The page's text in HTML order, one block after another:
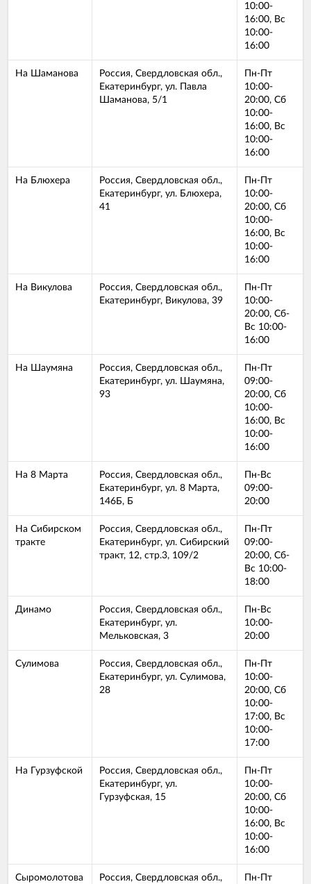
10:00-
16:00, Вс
10:00-
16:00
На Шаманова
Россия, Свердловская обл.,
Екатеринбург, ул. Павла
Шаманова, 5/1
Пн-Пт
10:00-
20:00, Сб
10:00-
16:00, Вс
10:00-
16:00
На Блюхера
Россия, Свердловская обл.,
Екатеринбург, ул. Блюхера,
41
Пн-Пт
10:00-
20:00, Сб
10:00-
16:00, Вс
10:00-
16:00
На Викулова
Россия, Свердловская обл.,
Екатеринбург, Викулова, 39
Пн-Пт
10:00-
20:00, Сб-
Вс 10:00-
16:00
На Шаумяна
Россия, Свердловская обл.,
Екатеринбург, ул. Шаумяна,
93
Пн-Пт
09:00-
20:00, Сб
10:00-
16:00, Вс
10:00-
16:00
На 8 Марта
Россия, Свердловская обл.,
Екатеринбург, ул. 8 Марта,
146Б, Б
Пн-Вс
09:00-
20:00
На Сибирском
тракте
Россия, Свердловская обл.,
Екатеринбург, ул. Сибирский
тракт, 12, стр.3, 109/2
Пн-Пт
09:00-
20:00, Сб-
Вс 10:00-
18:00
Динамо
Россия, Свердловская обл.,
Екатеринбург, ул.
Мельковская, 3
Пн-Вс
10:00-
20:00
Сулимова
Россия, Свердловская обл.,
Екатеринбург, ул. Cулимова,
28
Пн-Пт
10:00-
20:00, Сб
10:00-
17:00, Вс
10:00-
17:00
На Гурзуфской
Россия, Свердловская обл.,
Екатеринбург, ул.
Гурзуфская, 15
Пн-Пт
10:00-
20:00, Сб
10:00-
16:00, Вс
10:00-
16:00
Сыромолотова
Россия, Свердловская обл.,
Пн-Пт